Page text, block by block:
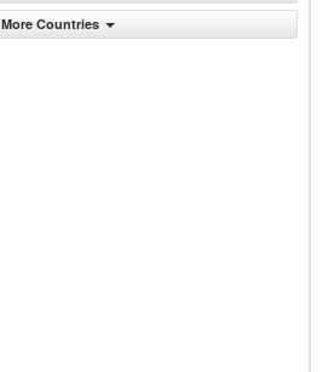
More Countries